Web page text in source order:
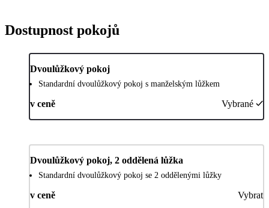
Dostupnost pokojů
Dvoulůžkový pokoj
Standardní dvoulůžkový pokoj s manželským lůžkem
v ceně Vybrané
Dvoulůžkový pokoj, 2 oddělená lůžka
Standardní dvoulůžkový pokoj se 2 oddělenými lůžky
v ceně Vybrat